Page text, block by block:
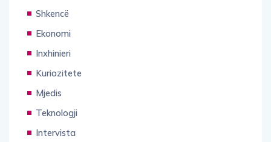
Shkencë
Ekonomi
Inxhinieri
Kuriozitete
Mjedis
Teknologji
Intervista